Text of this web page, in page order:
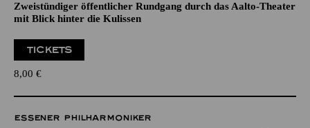
Zweistündiger öffentlicher Rundgang durch das Aalto-Theater
mit Blick hinter die Kulissen
TICKETS
8,00 €
ESSENER PHILHARMONIKER